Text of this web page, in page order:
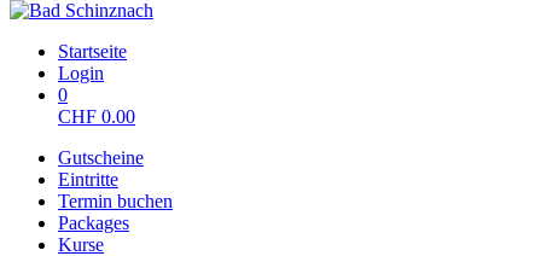
Startseite
Login
0
CHF 0.00
Gutscheine
Eintritte
Termin buchen
Packages
Kurse